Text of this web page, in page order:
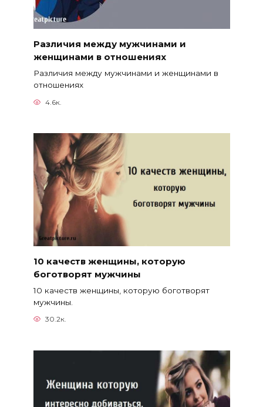
Различия между мужчинами и
женщинами в отношениях
Различия между мужчинами и женщинами в
отношениях
4.6к.
10 качеств женщины, которую
боготворят мужчины
10 качеств женщины, которую боготворят
мужчины.
30.2к.